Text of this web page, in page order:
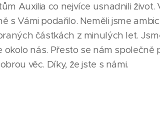
Auxilia co nejvíce usnadnili život.
s Vámi podařilo. Neměli jsme
částkách z minulých let.
okolo nás. Přesto se nám společně
věc. Díky, že jste s námi.